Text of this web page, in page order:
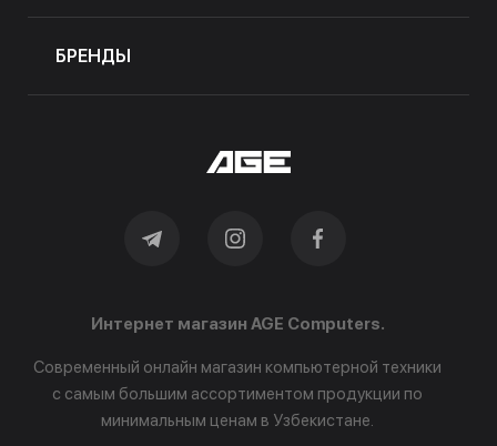
БРЕНДЫ
Интернет магазин AGE Computers.
Современный онлайн магазин компьютерной техники
с самым большим ассортиментом продукции по
минимальным ценам в Узбекистане.